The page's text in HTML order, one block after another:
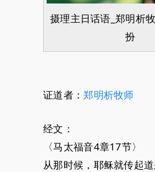
摄理主日话语_郑明析
扮
证道者：郑明析牧师
经文：
〈马太福音4章17节〉
从那时候，耶稣就传起